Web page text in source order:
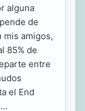
alguna
de
mis amigos,
85% de
entre
el End